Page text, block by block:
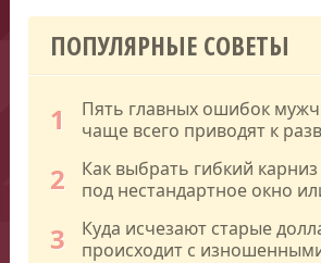
ПОПУЛЯРНЫЕ СОВЕТЫ
1
Пять главных ошибок
чаще всего приводят к
2
Как выбрать гибкий
под нестандартное окно
3
Куда исчезают старые
происходит с